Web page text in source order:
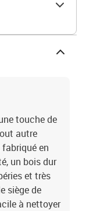
touche de
autre
en
un bois dur
et très
siège de
à nettoyer